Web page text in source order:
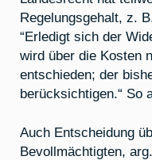
Regelungsgehalt, z.
“Erledigt sich der
wird über die Kosten
entschieden; der
berücksichtigen.“ So
Auch Entscheidung
Bevollmächtigten,